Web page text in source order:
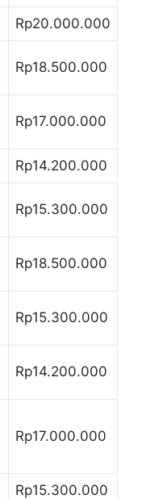
Rp20.000.000
Rp18.500.000
Rp17.000.000
Rp14.200.000
Rp15.300.000
Rp18.500.000
Rp15.300.000
Rp14.200.000
Rp17.000.000
Rp15.300.000